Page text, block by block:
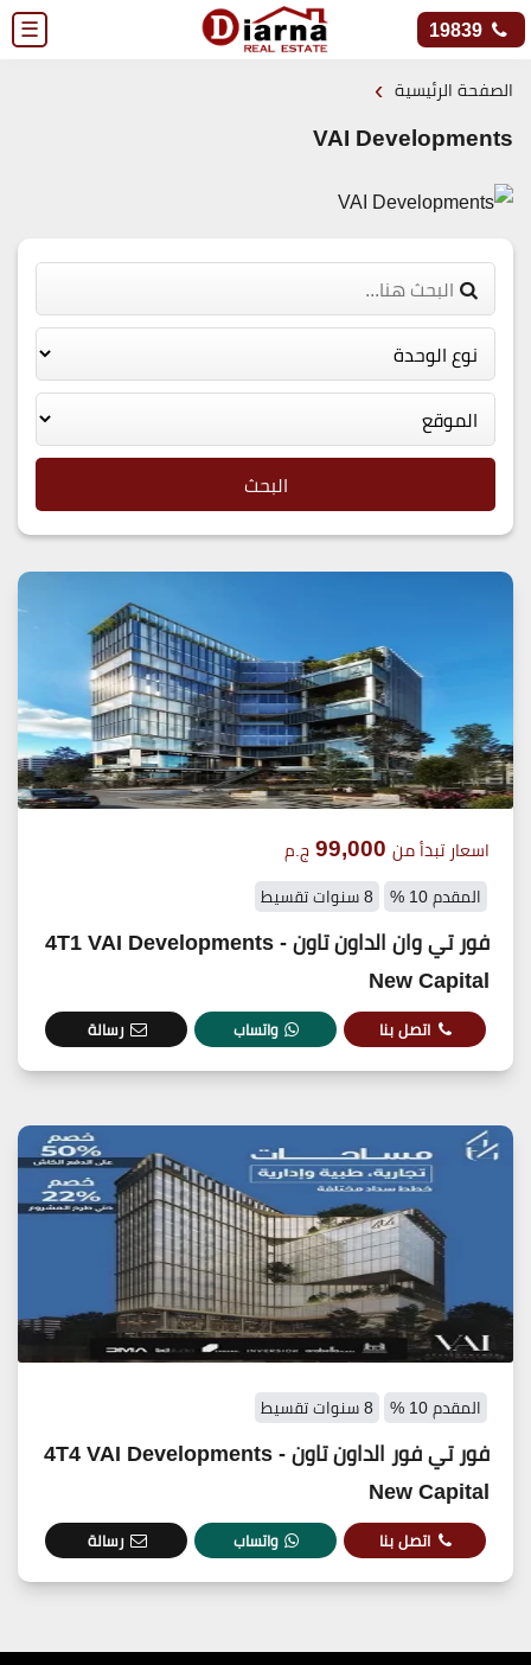
☰ 19839
الصفحة الرئيسية ›
VAI Developments
البحث
اسعار تبدأ من 99,000 ج.م
المقدم 10 % 8 سنوات تقسيط
فور تي وان الداون تاون - 4T1 VAI Developments
New Capital
اتصل بنا واتساب رسالة
المقدم 10 % 8 سنوات تقسيط
فور تي فور الداون تاون - 4T4 VAI Developments
New Capital
اتصل بنا واتساب رسالة